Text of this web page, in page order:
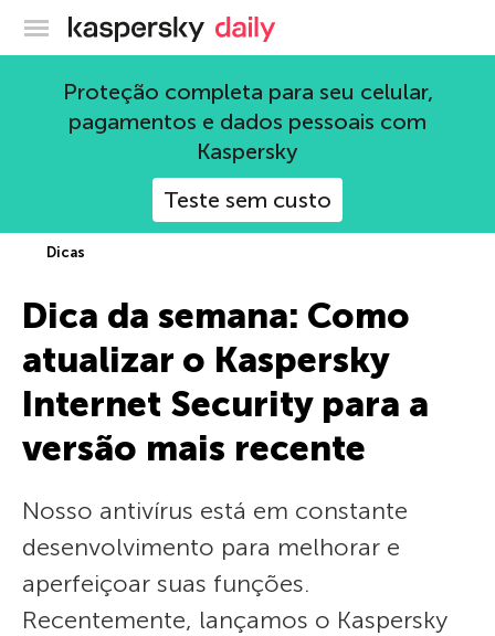
Blog oficial da Kaspersky
Proteção completa para seu celular,
pagamentos e dados pessoais com
Kaspersky
Teste sem custo
Dicas
Dica da semana: Como
atualizar o Kaspersky
Internet Security para a
versão mais recente
Nosso antivírus está em constante
desenvolvimento para melhorar e
aperfeiçoar suas funções.
Recentemente, lançamos o Kaspersky